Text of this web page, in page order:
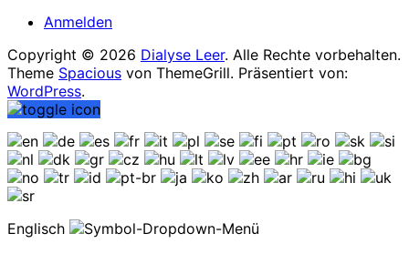
Anmelden
Copyright © 2026 Dialyse Leer. Alle Rechte vorbehalten.
Theme Spacious von ThemeGrill. Präsentiert von:
WordPress.
Englisch